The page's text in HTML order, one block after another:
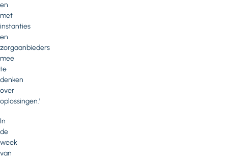
en
met
instanties
en
zorgaanbieders
mee
te
denken
over
oplossingen.'
In
de
week
van